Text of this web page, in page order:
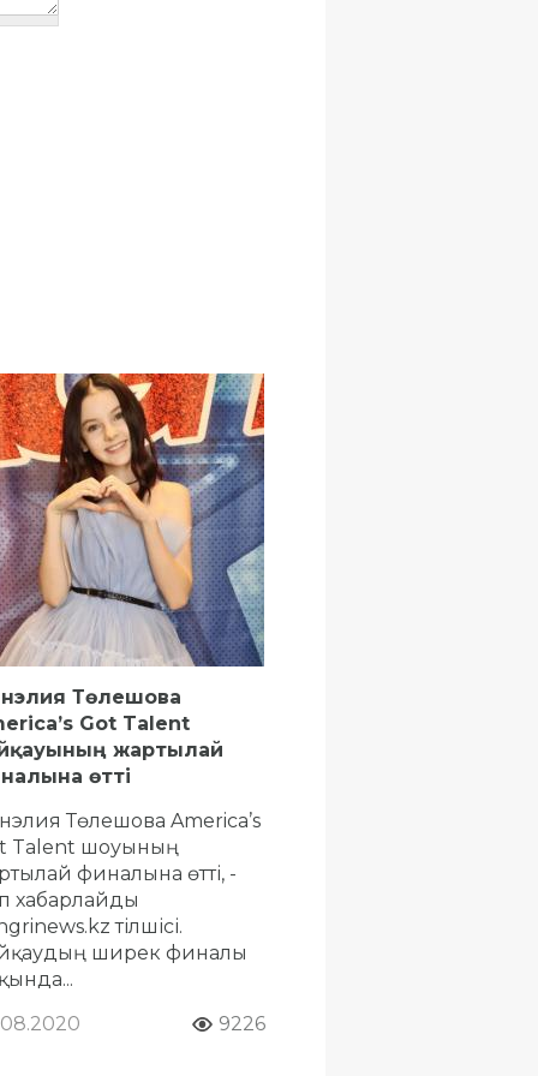
Төлешова
Got Talent
жартылай
өтті
Төлешова America’s
Talent шоуының
финалына өтті, -
хабарлайды
тілшісі.
ширек финалы
9226